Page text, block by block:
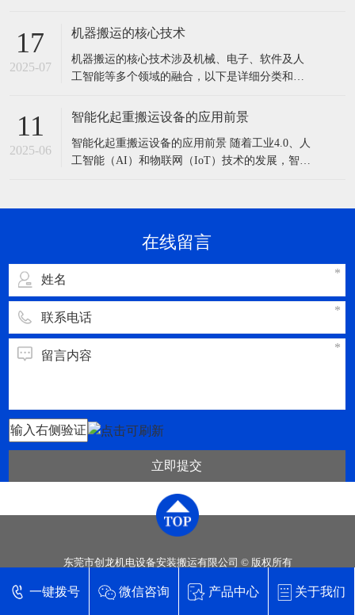
挑战的详细分析： 一、核心趋势 智能化与AI深度
习）优化搬运路径和任务分配，例如AMR通过实
时环境感知动态调整路线，效率提升
17
2025-07
机器搬运的核心技术
机器搬运的核心技术涉及机械、电子、软件及人
工智能等多个领域的融合，以下是详细分类和说
关节：6轴/7轴机械臂（如FANUC M-2000iA可搬
降低自重，提高负载比（如库卡LBR iiwa）。 驱
动
11
2025-06
智能化起重搬运设备的应用前景
智能化起重搬运设备的应用前景 随着工业4.0、人
工智能（AI）和物联网（IoT）技术的发展，智能
方向和发展前景： 1. 核心技术驱动智能化发展
制、自动路径规划（如
在线留言
立即提交
东莞市创龙机电设备安装搬运有限公司 © 版权所有
技术支持【东莞网站建设】
一键拨号 微信咨询 产品中心 关于我们